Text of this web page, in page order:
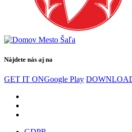
Nájdete nás aj na
GET IT ONGoogle Play